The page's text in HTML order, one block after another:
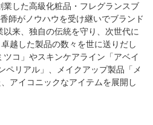
した高級化粧品・フレグランスブ
師がノウハウを受け継いでブランド
来、独自の伝統を守り、次世代に
越した製品の数々を世に送りだし
コ」やスキンケアライン「アベイ
ペリアル」、メイクアップ製品「メ
アイコニックなアイテムを展開し